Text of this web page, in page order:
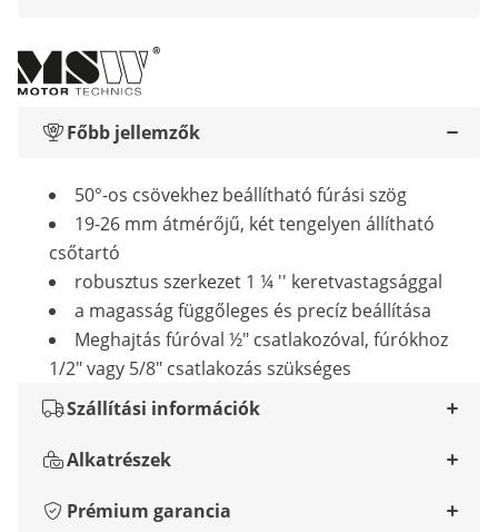
Főbb jellemzők
50°-os csövekhez beállítható fúrási szög
19-26 mm átmérőjű, két tengelyen állítható
csőtartó
robusztus szerkezet 1 ¼ '' keretvastagsággal
a magasság függőleges és precíz beállítása
Meghajtás fúróval ½" csatlakozóval, fúrókhoz
1/2" vagy 5/8" csatlakozás szükséges
Szállítási információk
Alkatrészek
Prémium garancia